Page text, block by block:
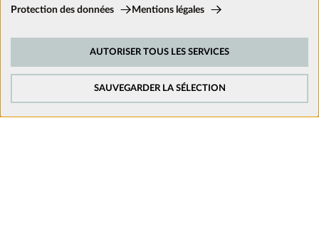
Cookies techniques:
Afin d’améliorer constamment notre site web, nous analysons le
comportement de nos visiteurs. Pour cela, nous utilisons des cookies de
Protection des données Mentions légales
SAUVEGARDER LA SÉLECTION
AUTORISER TOUS LES SERVICES
Nous suivre sur les réseaux